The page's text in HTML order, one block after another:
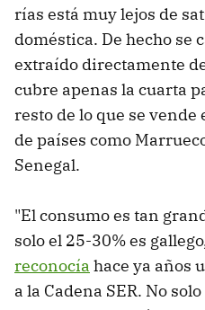
rías está muy lejos de
doméstica. De hecho se
extraído directamente
cubre apenas la cuarta
resto de lo que se
de países como
Senegal.
"El consumo es tan
solo el 25-30% es
reconocía hace ya años
a la Cadena SER. No